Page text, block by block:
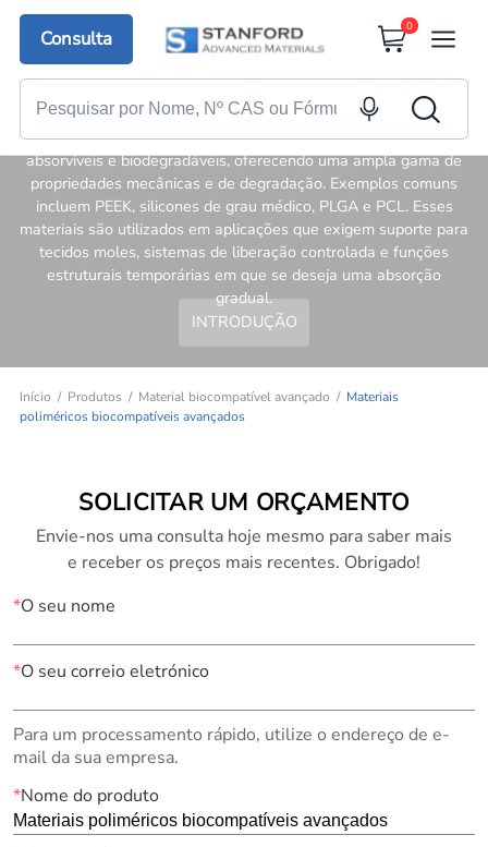
Consulta
0
Materiais poliméricos
biocompatíveis avançados
Os polímeros biocompatíveis incluem variedades não
absorvíveis e biodegradáveis, oferecendo uma ampla gama de
propriedades mecânicas e de degradação. Exemplos comuns
incluem PEEK, silicones de grau médico, PLGA e PCL. Esses
materiais são utilizados em aplicações que exigem suporte para
tecidos moles, sistemas de liberação controlada e funções
estruturais temporárias em que se deseja uma absorção
gradual.
INTRODUÇÃO
Início Produtos Material biocompatível avançado
Materiais
poliméricos biocompatíveis avançados
SOLICITAR UM ORÇAMENTO
Envie-nos uma consulta hoje mesmo para saber mais
e receber os preços mais recentes. Obrigado!
*O seu nome
*O seu correio eletrónico
Para um processamento rápido, utilize o endereço de e-
mail da sua empresa.
*Nome do produto